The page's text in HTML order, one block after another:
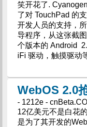
笑开花了.
了对 TouchPad 的
开发人员的支持，
导程序，从这张截
个版本的 Android
iFi 驱动，触摸驱动
WebOS 2.0
- 1212e -
12亿美元不是白花
是为了其开发的